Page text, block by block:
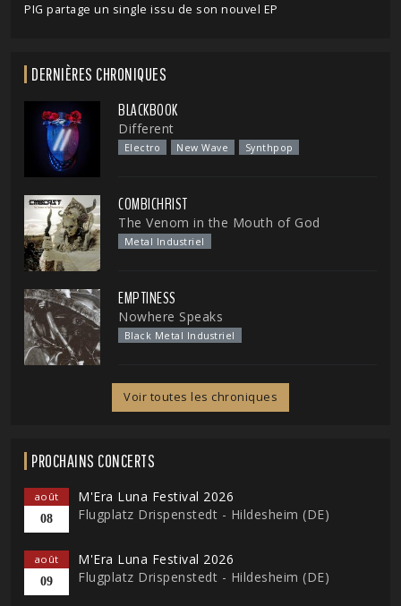
PIG partage un single issu de son nouvel EP
DERNIÈRES CHRONIQUES
BLACKBOOK
Different
Electro New Wave Synthpop
COMBICHRIST
The Venom in the Mouth of God
Metal Industriel
EMPTINESS
Nowhere Speaks
Black Metal Industriel
Voir toutes les chroniques
PROCHAINS CONCERTS
août
08
M'Era Luna Festival 2026
Flugplatz Drispenstedt - Hildesheim (DE)
août
09
M'Era Luna Festival 2026
Flugplatz Drispenstedt - Hildesheim (DE)